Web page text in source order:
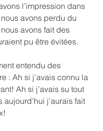
l’impression dans
avons perdu du
avons fait des
pu être évitées.
entendu des
: Ah si j’avais connu la
Ah si j’avais su tout
j’aurais fait